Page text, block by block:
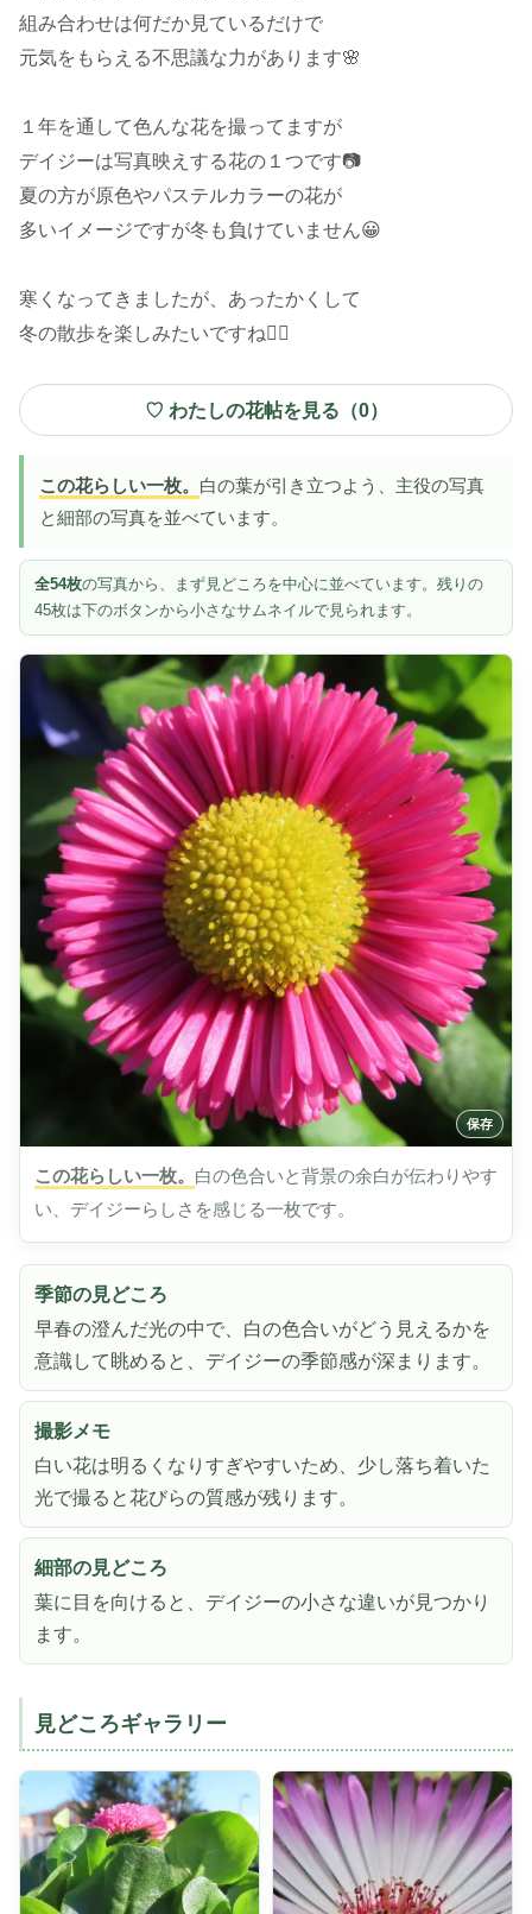
組み合わせは何だか見ているだけで
元気をもらえる不思議な力があります🌸
１年を通して色んな花を撮ってますが
デイジーは写真映えする花の１つです📷️
夏の方が原色やパステルカラーの花が
多いイメージですが冬も負けていません😀
寒くなってきましたが、あったかくして
冬の散歩を楽しみたいですね🚶‍♂️
♡ わたしの花帖を見る（0）
この花らしい一枚。 白の葉が引き立つよう、主役の写真
と細部の写真を並べています。
全54枚の写真から、まず見どころを中心に並べています。残りの
45枚は下のボタンから小さなサムネイルで見られます。
この花らしい一枚。 白の色合いと背景の余白が伝わりやす
い、デイジーらしさを感じる一枚です。
季節の見どころ
早春の澄んだ光の中で、白の色合いがどう見えるかを
意識して眺めると、デイジーの季節感が深まります。
撮影メモ
白い花は明るくなりすぎやすいため、少し落ち着いた
光で撮ると花びらの質感が残ります。
細部の見どころ
葉に目を向けると、デイジーの小さな違いが見つかり
ます。
見どころギャラリー